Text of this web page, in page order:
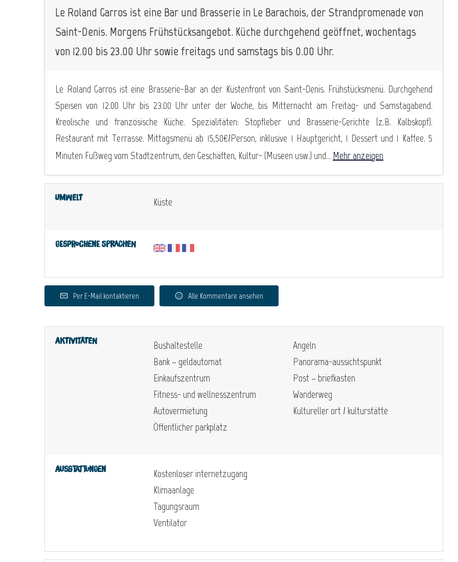
Le Roland Garros ist eine Bar und Brasserie in Le Barachois, der Strandpromenade von
Saint-Denis. Morgens Frühstücksangebot. Küche durchgehend geöffnet, wochentags
von 12.00 bis 23.00 Uhr sowie freitags und samstags bis 0.00 Uhr.
Le Roland Garros ist eine Brasserie-Bar an der Küstenfront von Saint-Denis. Frühstücksmenü. Durchgehend
Speisen von 12.00 Uhr bis 23.00 Uhr unter der Woche, bis Mitternacht am Freitag- und Samstagabend.
Kreolische und französische Küche. Spezialitäten: Stopfleber und Brasserie-Gerichte (z.B. Kalbskopf).
Restaurant mit Terrasse. Mittagsmenü ab 15,50€/Person, inklusive 1 Hauptgericht, 1 Dessert und 1 Kaffee. 5
Minuten Fußweg vom Stadtzentrum, den Geschäften, Kultur- (Museen usw.) und... Mehr anzeigen
Umwelt Küste
Gesprochene Sprachen
Per E-Mail kontaktieren Alle Kommentare ansehen
Aktivitäten
Bushaltestelle
Bank – geldautomat
Einkaufszentrum
Fitness- und wellnesszentrum
Autovermietung
Öffentlicher parkplatz
Angeln
Panorama-aussichtspunkt
Post – briefkasten
Wanderweg
Kultureller ort / kulturstätte
Ausstattungen
Kostenloser internetzugang
Klimaanlage
Tagungsraum
Ventilator